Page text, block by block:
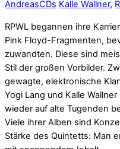
AndreasCDs Kalle Wallner,
RPWL begannen ihre
Pink Floyd-Fragmenten,
zuwandten. Diese sind
Stil der großen Vorbilder.
gewagte, elektronische
Yogi Lang und Kalle
wieder auf alte Tugenden
Viele ihrer Alben sind
Stärke des Quintetts: Man